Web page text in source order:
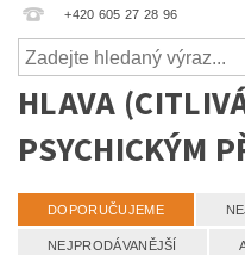
+420 605 27 28 96
HLAVA
PSYCHICKÝM
DOPORUČUJEME
NEJPRODÁVANĚJŠÍ